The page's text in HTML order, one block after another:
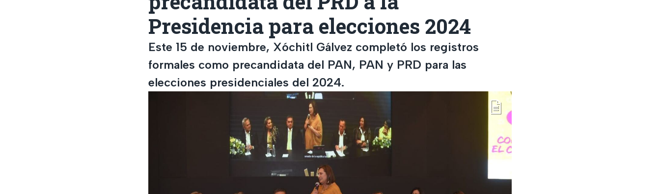
Presidencia para elecciones 2024
Este 15 de noviembre, Xóchitl Gálvez completó los registros
formales como precandidata del PAN, PAN y PRD para las
elecciones presidenciales del 2024.